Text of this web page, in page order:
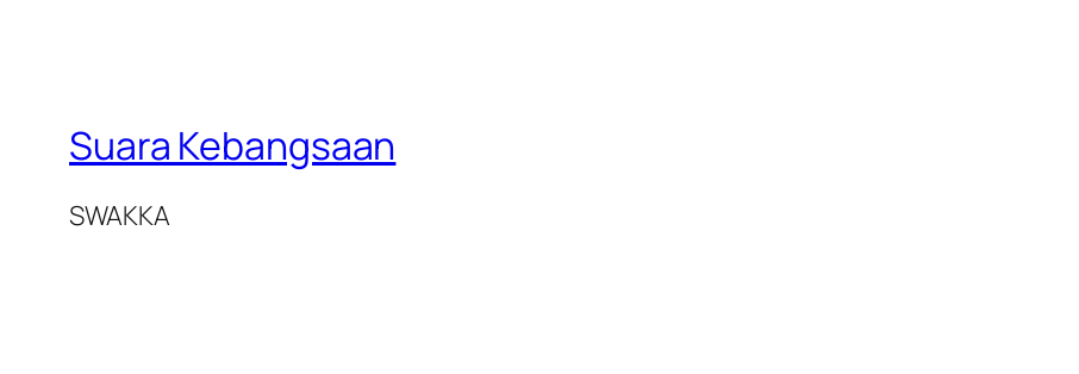
Suara Kebangsaan
SWAKKA